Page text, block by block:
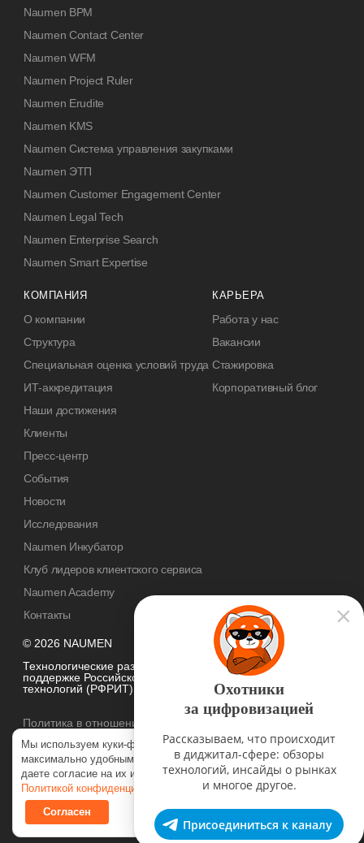
© 2026 NAUMEN
Технологические разработки осуществляются при грантовой
поддержке Российского фонда развития информационных
технологий (РФРИТ)
Политика в отношении
обработки персональных данных
Naumen BPM
Naumen Contact Center
Naumen WFM
Naumen Project Ruler
Naumen Erudite
Naumen KMS
Naumen Система управления закупками
Naumen ЭТП
Naumen Customer Engagement Center
Naumen Legal Tech
Naumen Enterprise Search
Naumen Smart Expertise
КОМПАНИЯ
О компании
Структура
Специальная оценка условий труда
ИТ-аккредитация
Наши достижения
Клиенты
Пресс-центр
События
Новости
Исследования
Naumen Инкубатор
Клуб лидеров клиентского сервиса
Naumen Academy
Контакты
КАРЬЕРА
Работа у нас
Вакансии
Стажировка
Корпоративный блог
Мы используем куки-файлы, чтобы наш сайт был
максимально удобным для вас. Нажимая «Согласен», вы
даете согласие на их использование в соответствии с нашей
Политикой конфиденциальности
Согласен
Охотники
за цифровизацией
Рассказываем, что происходит
в диджитал-сфере: обзоры
технологий, инсайды о рынках
и многое другое.
Присоединиться к каналу